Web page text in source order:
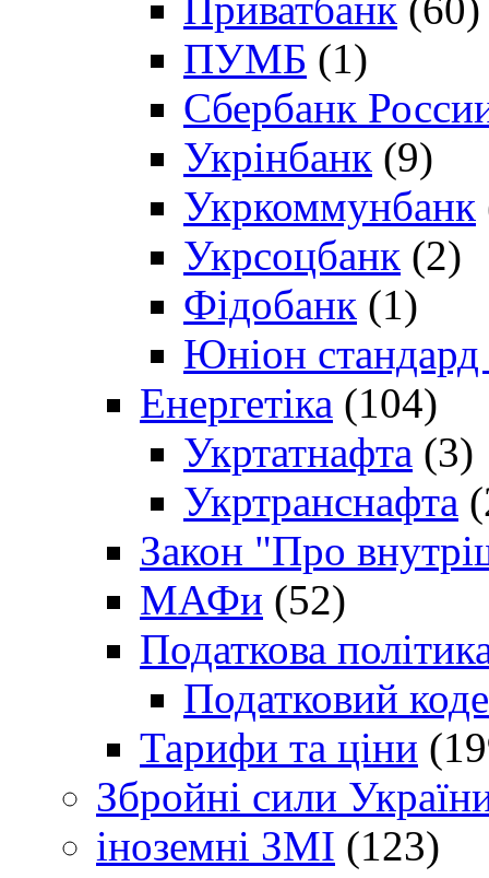
ПУМБ (1)
Сбербанк
Укрінбанк (9)
Укркоммунбанк
Укрсоцбанк (2)
Фідобанк (1)
Юніон стандард
Енергетіка (104)
Укртатнафта (3)
Укртранснафта
Закон "Про
МАФи (52)
Податкова
Податковий
Тарифи та ціни
Збройні сили
іноземні ЗМІ (123)